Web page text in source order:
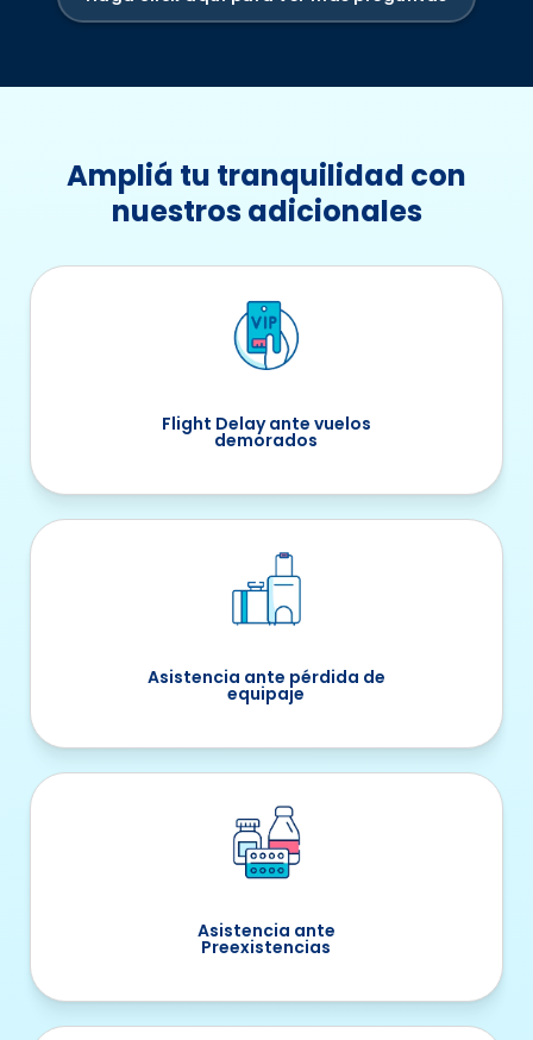
de viajes se puede armar según necesidad del
Ampliá tu tranquilidad con
nuestros adicionales
Flight Delay ante vuelos
demorados
Asistencia ante pérdida de
equipaje
Asistencia ante
Preexistencias